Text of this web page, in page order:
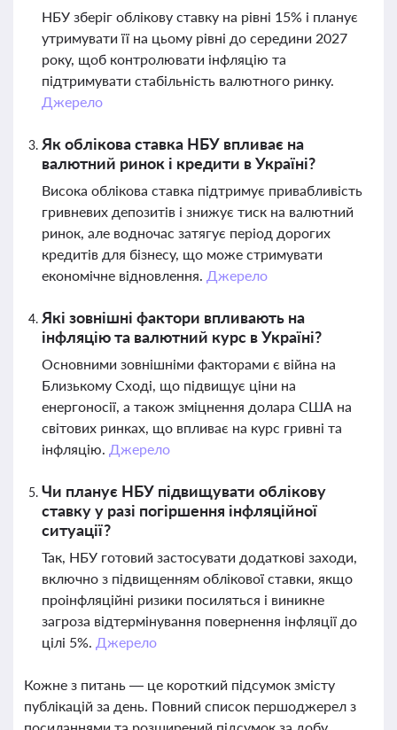
НБУ зберіг облікову ставку на рівні 15% і планує
утримувати її на цьому рівні до середини 2027
року, щоб контролювати інфляцію та
підтримувати стабільність валютного ринку.
Джерело
Як облікова ставка НБУ впливає на
валютний ринок і кредити в Україні?
Висока облікова ставка підтримує привабливість
гривневих депозитів і знижує тиск на валютний
ринок, але водночас затягує період дорогих
кредитів для бізнесу, що може стримувати
економічне відновлення. Джерело
Які зовнішні фактори впливають на
інфляцію та валютний курс в Україні?
Основними зовнішніми факторами є війна на
Близькому Сході, що підвищує ціни на
енергоносії, а також зміцнення долара США на
світових ринках, що впливає на курс гривні та
інфляцію. Джерело
Чи планує НБУ підвищувати облікову
ставку у разі погіршення інфляційної
ситуації?
Так, НБУ готовий застосувати додаткові заходи,
включно з підвищенням облікової ставки, якщо
проінфляційні ризики посиляться і виникне
загроза відтермінування повернення інфляції до
цілі 5%. Джерело
Кожне з питань — це короткий підсумок змісту
публікацій за день. Повний список першоджерел з